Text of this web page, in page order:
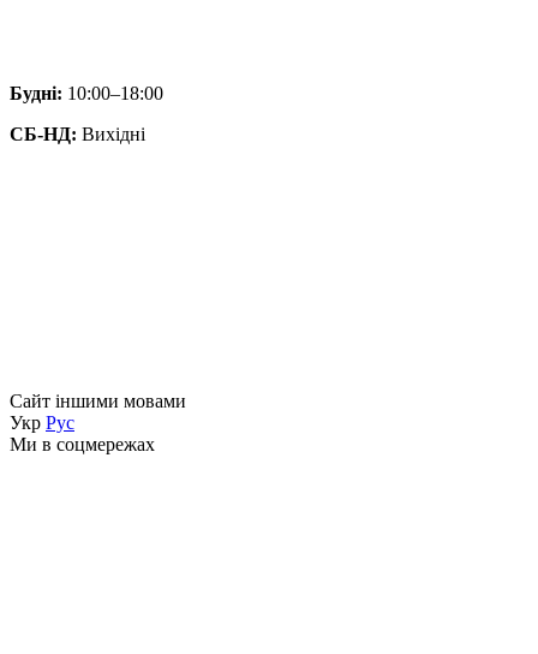
Будні: 10:00–18:00
СБ-НД: Вихідні
Сайт іншими мовами
Укр Рус
Ми в соцмережах